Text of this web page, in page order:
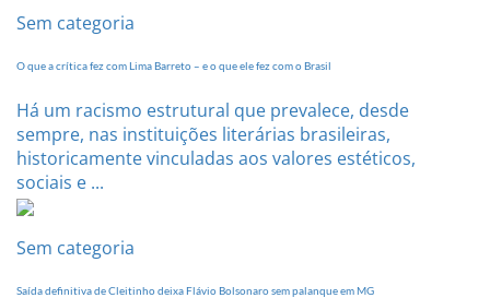
Sem categoria
O que a crítica fez com Lima Barreto – e o que ele fez com o Brasil
Há um racismo estrutural que prevalece, desde
sempre, nas instituições literárias brasileiras,
historicamente vinculadas aos valores estéticos,
sociais e ...
Sem categoria
Saída definitiva de Cleitinho deixa Flávio Bolsonaro sem palanque em MG